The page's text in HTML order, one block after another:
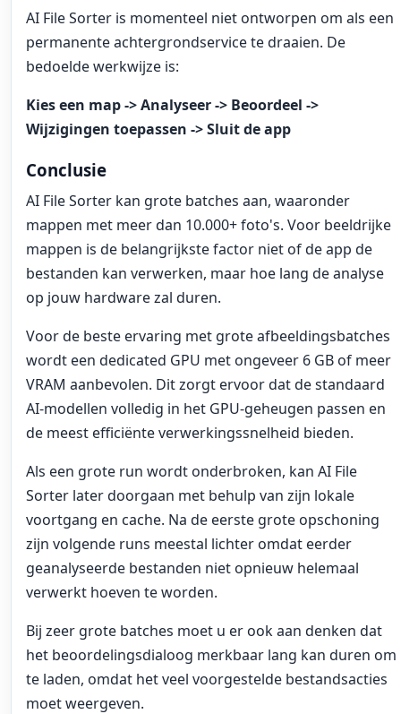
AI File Sorter is momenteel niet ontworpen om als een
permanente achtergrondservice te draaien. De
bedoelde werkwijze is:
Kies een map -> Analyseer -> Beoordeel ->
Wijzigingen toepassen -> Sluit de app
Conclusie
AI File Sorter kan grote batches aan, waaronder
mappen met meer dan 10.000+ foto's. Voor beeldrijke
mappen is de belangrijkste factor niet of de app de
bestanden kan verwerken, maar hoe lang de analyse
op jouw hardware zal duren.
Voor de beste ervaring met grote afbeeldingsbatches
wordt een dedicated GPU met ongeveer 6 GB of meer
VRAM aanbevolen. Dit zorgt ervoor dat de standaard
AI-modellen volledig in het GPU-geheugen passen en
de meest efficiënte verwerkingssnelheid bieden.
Als een grote run wordt onderbroken, kan AI File
Sorter later doorgaan met behulp van zijn lokale
voortgang en cache. Na de eerste grote opschoning
zijn volgende runs meestal lichter omdat eerder
geanalyseerde bestanden niet opnieuw helemaal
verwerkt hoeven te worden.
Bij zeer grote batches moet u er ook aan denken dat
het beoordelingsdialoog merkbaar lang kan duren om
te laden, omdat het veel voorgestelde bestandsacties
moet weergeven.